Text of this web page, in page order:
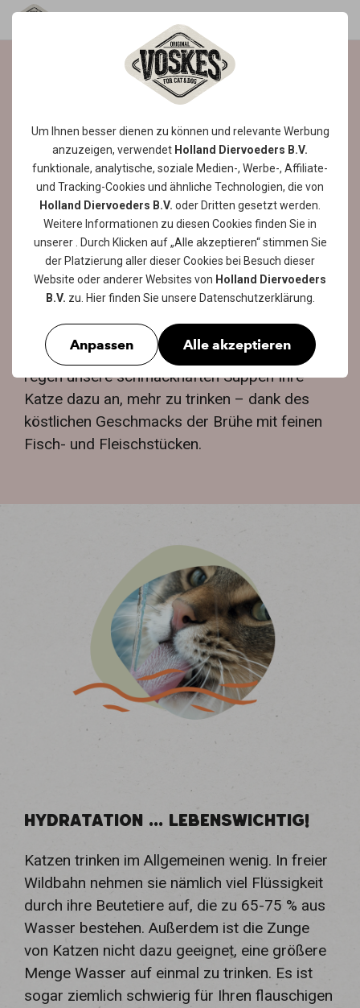
Um Ihnen besser dienen zu können und relevante Werbung
anzuzeigen, verwendet Holland Diervoeders B.V.
funktionale, analytische, soziale Medien-, Werbe-, Affiliate-
und Tracking-Cookies und ähnliche Technologien, die von
Holland Diervoeders B.V. oder Dritten gesetzt werden.
Weitere Informationen zu diesen Cookies finden Sie in
unserer
. Durch Klicken auf „Alle akzeptieren“ stimmen Sie
der Platzierung aller dieser Cookies bei Besuch dieser
Website oder anderer Websites von Holland Diervoeders
B.V. zu. Hier finden Sie unsere Datenschutzerklärung
Anpassen Alle akzeptieren
KATZENSUPPE MIT
FEINEN FLEISCH- UND
FISCHSTÜCKCHEN
Die heiß begehrten Katzensuppe von
Voskes? Ideal für vierbeinige Freunde, die
nicht genug trinken.Katzen, die
hauptsächlich mit Trockenfutter ernährt
Bildung von Harnsteinen, da sie nicht
genügend Flüssigkeit aufnehmen. Deshalb
regen unsere schmackhaften Suppen Ihre
Katze dazu an, mehr zu trinken – dank des
köstlichen Geschmacks der Brühe mit feinen
Fisch- und Fleischstücken.
HYDRATATION ... LEBENSWICHTIG!
Katzen trinken im Allgemeinen wenig. In freier
Wildbahn nehmen sie nämlich viel Flüssigkeit
durch ihre Beutetiere auf, die zu 65-75 % aus
Wasser bestehen. Außerdem ist die Zunge
von Katzen nicht dazu geeignet, eine größere
Menge Wasser auf einmal zu trinken. Es ist
sogar ziemlich schwierig für Ihren flauschigen